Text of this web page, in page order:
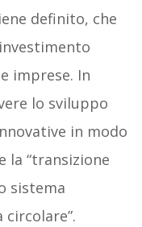
definito, che
imprese. In
lo sviluppo
in modo
la “transizione
sistema